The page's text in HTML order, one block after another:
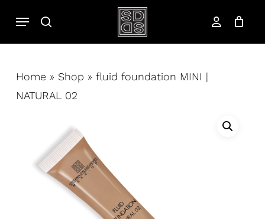
contenuto
cerca account
Menu
Home » Shop » fluid foundation MINI |
NATURAL 02